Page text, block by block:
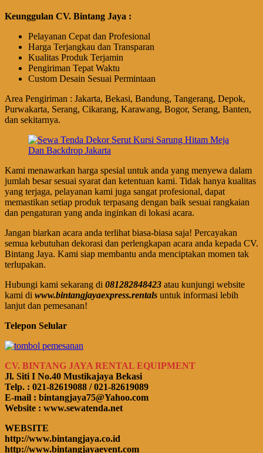
Keunggulan CV. Bintang Jaya :
Pelayanan Cepat dan Profesional
Harga Terjangkau dan Transparan
Kualitas Produk Terjamin
Pengiriman Tepat Waktu
Custom Desain Sesuai Permintaan
Area Pengiriman : Jakarta, Bekasi, Bandung, Tangerang, Depok,
Purwakarta, Serang, Cikarang, Karawang, Bogor, Serang, Banten,
dan sekitarnya.
Kami menawarkan harga spesial untuk anda yang menyewa dalam
jumlah besar sesuai syarat dan ketentuan kami. Tidak hanya kualitas
yang terjaga, pelayanan kami juga sangat profesional, dapat
memastikan setiap produk terpasang dengan baik sesuai rangkaian
dan pengaturan yang anda inginkan di lokasi acara.
Jangan biarkan acara anda terlihat biasa-biasa saja! Percayakan
semua kebutuhan dekorasi dan perlengkapan acara anda kepada CV.
Bintang Jaya. Kami siap membantu anda menciptakan momen tak
terlupakan.
Hubungi kami sekarang di 081282848423 atau kunjungi website
kami di www.bintangjayaexpress.rentals untuk informasi lebih
lanjut dan pemesanan!
Telepon Selular
CV. BINTANG JAYA RENTAL EQUIPMENT
Jl. Siti I No.40 Mustikajaya Bekasi
Telp. : 021-82619088 / 021-82619089
E-mail : bintangjaya75@Yahoo.com
Website : www.sewatenda.net
WEBSITE
http://www.bintangjaya.co.id
http://www.bintangjayaevent.com